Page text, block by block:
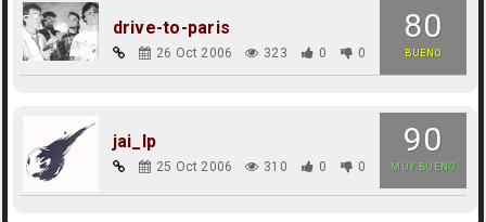
80
BUENO
drive-to-paris
26 Oct 2006 323 0 0
90
MUY BUENO
jai_lp
25 Oct 2006 310 0 0